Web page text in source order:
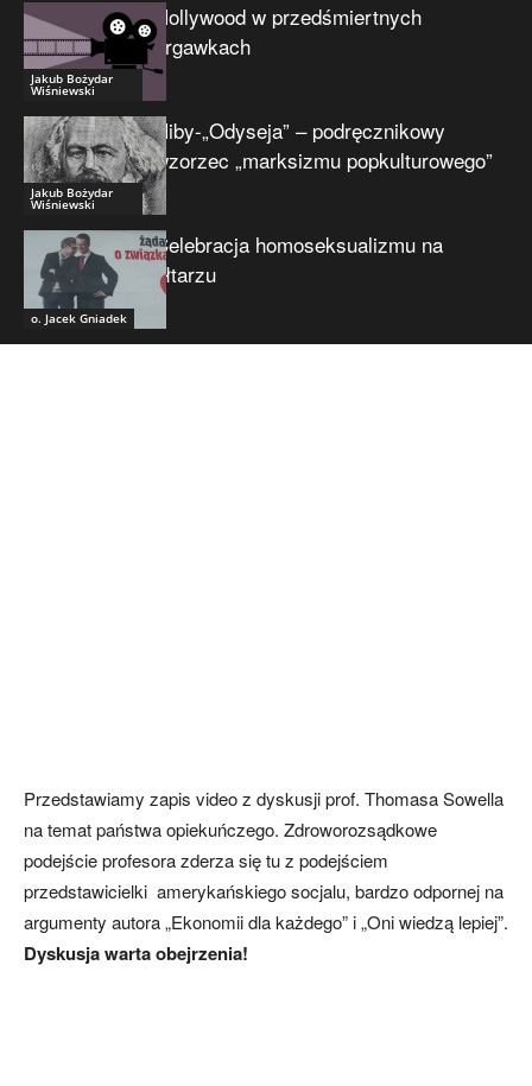
Jakub Bożydar
Wiśniewski
Hollywood w przedśmiertnych
drgawkach
Jakub Bożydar
Wiśniewski
Niby-„Odyseja” – podręcznikowy
wzorzec „marksizmu popkulturowego”
o. Jacek Gniadek
Celebracja homoseksualizmu na
ołtarzu
Przedstawiamy zapis video z dyskusji prof. Thomasa Sowella
na temat państwa opiekuńczego. Zdroworozsądkowe
podejście profesora zderza się tu z podejściem
przedstawicielki amerykańskiego socjalu, bardzo odpornej na
argumenty autora „Ekonomii dla każdego” i „Oni wiedzą lepiej”.
Dyskusja warta obejrzenia!